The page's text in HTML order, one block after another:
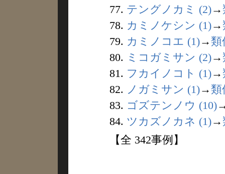
77. テングノカミ (2)→
78. カミノケシン (1)→
79. カミノコエ (1)→ 類
80. ミコガミサン (2)→
81. フカイノコト (1)→
82. ノガミサン (1)→ 類
83. ゴズテンノウ (10)
84. ツカズノカネ (1)→
【全 342事例】